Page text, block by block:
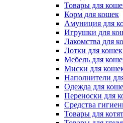
Товары для
Корм для кошек
Амуниция для
Игрушки для
Лакомства для
Лотки для кошек
Мебель для
Миски для
Наполнители
Одежда для
Переноски для
Средства
Товары для котят